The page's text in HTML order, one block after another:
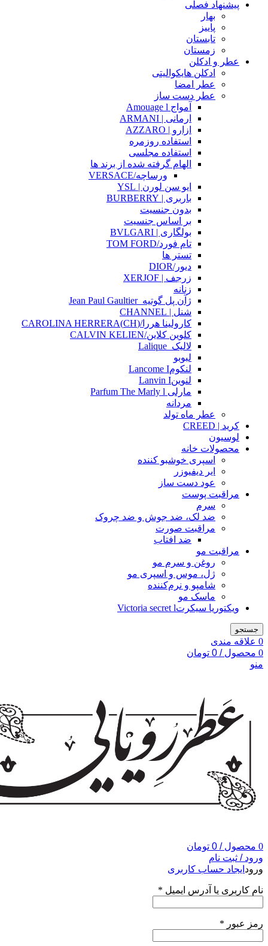
پیشنهاد فصلی
بهار
پاییز
تابستان
زمستان
عطر و ادکلن
ادکلن هایکوالیتی
عطر امضا
عطر دست ساز
آمواج Amouage l
ارمانی | ARMANI
ازارو | AZZARO
استفاده روزمره
استفاده مجلسی
الهام گرفته شده از برند ها
ورساچه/VERSACE
ایو سن لورن | YSL
باربری | BURBERRY
بدون جنسیت
بر اساس جنسیت
بولگاری | BVLGARI
تام فورد/TOM FORD
تستر ها
دیور/DIOR
زرجف | XERJOF
زنانه
ژآن پل گوتیه_Jean Paul Gaultier
شنل | CHANNEL
کارولینا هررا/(CH)CAROLINA HERRERA
کلوین کلاین/CALVIN KELIEN
لالیک_Lalique
لبوبو
لنکومLancome I
لنوینLanvin I
مارلی Parfum The Marly l
مردانه
عطر ماه تولد
کرید | CREED
لوسیون
محصولات خانه
اسپری خوشبو کننده
ایر دیفیوزر
عود دست ساز
مراقبت پوست
سرم
ضد لک، ضد جوش و ضد چروک
مراقبت صورت
ضد افتاب
مراقبت مو
روغن و سرم مو
ژل، موس و اسپری مو
شامپو و نرم‌کننده
ماسک مو
ویکتوریا سیکرتVictoria secret l
جستجو
0 علاقه مندی
0 محصول /
0 تومان
منو
0 محصول /
0 تومان
ورود / ثبت نام
ورود ایجاد حساب کاربری
نام کاربری یا آدرس ایمیل *
رمز عبور *